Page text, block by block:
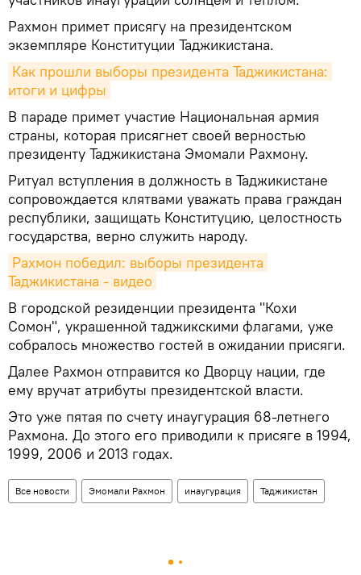
Рахмон примет присягу на президентском
экземпляре Конституции Таджикистана.
Как прошли выборы президента Таджикистана:
итоги и цифры
В параде примет участие Национальная армия
страны, которая присягнет своей верностью
президенту Таджикистана Эмомали Рахмону.
Ритуал вступления в должность в Таджикистане
сопровождается клятвами уважать права граждан
республики, защищать Конституцию, целостность
государства, верно служить народу.
Рахмон победил: выборы президента
Таджикистана - видео
В городской резиденции президента "Кохи
Сомон", украшенной таджикскими флагами, уже
собралось множество гостей в ожидании присяги.
Далее Рахмон отправится ко Дворцу нации, где
ему вручат атрибуты президентской власти.
Это уже пятая по счету инаугурация 68-летнего
Рахмона. До этого его приводили к присяге в 1994,
1999, 2006 и 2013 годах.
Все новости Эмомали Рахмон инаугурация Таджикистан